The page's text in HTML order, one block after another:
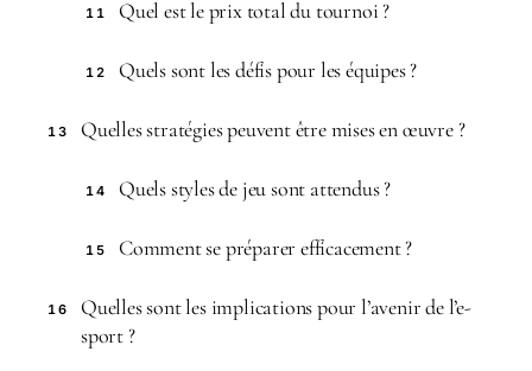
11 Quel est le prix total du tournoi ?
12 Quels sont les défis pour les équipes ?
13 Quelles stratégies peuvent être mises en œuvre ?
14 Quels styles de jeu sont attendus ?
15 Comment se préparer efficacement ?
16
Quelles sont les implications pour l’avenir de l’e-
sport ?